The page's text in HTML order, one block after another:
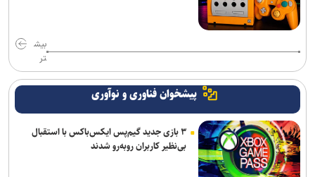
بیش
تر
پیشخوان فناوری و نوآوری
۳ بازی جدید گیم‌پس ایکس‌باکس با استقبال
بی‌نظیر کاربران روبه‌رو شدند